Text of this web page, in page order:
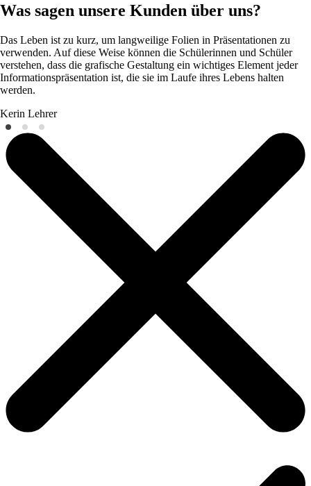
Was sagen unsere Kunden über uns?
Das Leben ist zu kurz, um langweilige Folien in Präsentationen zu
verwenden. Auf diese Weise können die Schülerinnen und Schüler
verstehen, dass die grafische Gestaltung ein wichtiges Element jeder
Informationspräsentation ist, die sie im Laufe ihres Lebens halten
werden.
Kerin Lehrer